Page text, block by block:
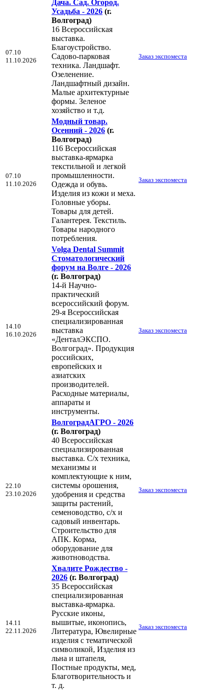
07.10
11.10.2026
Дача. Сад. Огород.
Усадьба - 2026 (г.
Волгоград)
16 Всероссийская
выставка.
Благоустройство.
Садово-парковая
техника. Ландшафт.
Озеленение.
Ландшафтный дизайн.
Малые архитектурные
формы. Зеленое
хозяйство и т.д.
Заказ экспоместа
07.10
11.10.2026
Модный товар.
Осенний - 2026 (г.
Волгоград)
116 Всероссийская
выставка-ярмарка
текстильной и легкой
промышленности.
Одежда и обувь.
Изделия из кожи и меха.
Головные уборы.
Товары для детей.
Галантерея. Текстиль.
Товары народного
потребления.
Заказ экспоместа
14.10
16.10.2026
Volga Dental Summit
Стоматологический
форум на Волге - 2026
(г. Волгоград)
14-й Научно-
практический
всероссийский форум.
29-я Всероссийская
специализированная
выставка
«ДенталЭКСПО.
Волгоград». Продукция
российских,
европейских и
азиатских
производителей.
Расходные материалы,
аппараты и
инструменты.
Заказ экспоместа
22.10
23.10.2026
ВолгоградАГРО - 2026
(г. Волгоград)
40 Всероссийская
специализированная
выставка. С/х техника,
механизмы и
комплектующие к ним,
системы орошения,
удобрения и средства
защиты растений,
семеноводство, с/х и
садовый инвентарь.
Строительство для
АПК. Корма,
оборудование для
животноводства.
Заказ экспоместа
14.11
22.11.2026
Хвалите Рождество -
2026 (г. Волгоград)
35 Всероссийская
специализированная
выставка-ярмарка.
Русские иконы,
вышитые, иконопись,
Литература, Ювелирные
изделия с тематической
символикой, Изделия из
льна и штапеля,
Постные продукты, мед,
Благотворительность и
т. д.
Заказ экспоместа